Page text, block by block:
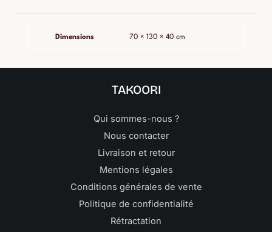
Dimensions 70 × 130 × 40 cm
TAKOORI
Qui sommes-nous ?
Nous contacter
Livraison et retour
Mentions légales
Conditions générales de vente
Politique de confidentialité
Rétractation